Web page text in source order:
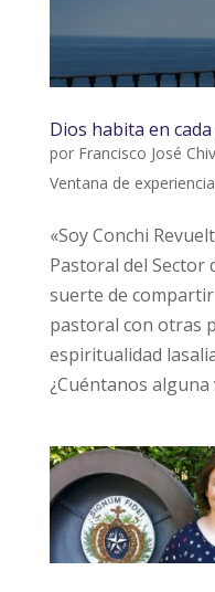
Dios habita en
por Francisco José
Ventana de
«Soy Conchi
Pastoral del Sector
suerte de
pastoral con otras
espiritualidad
¿Cuéntanos alguna